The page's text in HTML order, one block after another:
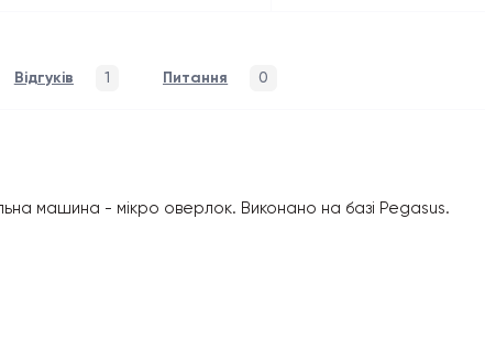
Відгуків 1 Питання 0
машина - мікро оверлок. Виконано на базі Pegasus.